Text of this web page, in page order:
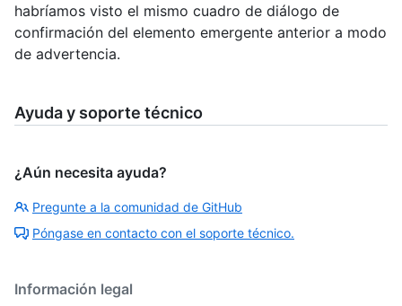
habríamos visto el mismo cuadro de diálogo de
confirmación del elemento emergente anterior a modo
de advertencia.
Ayuda y soporte técnico
¿Aún necesita ayuda?
Pregunte a la comunidad de GitHub
Póngase en contacto con el soporte técnico.
Información legal